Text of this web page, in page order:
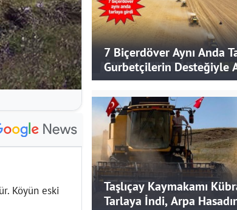
Köyün eski
7 Biçerdöver Aynı Anda
Gurbetçilerin Desteğiyle
Bereketli Hasat
Taşlıçay Kaymakamı
Tarlaya İndi, Arpa